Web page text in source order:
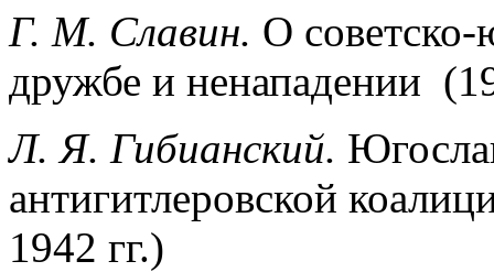
Г. М. Славин. О советско-
дружбе и ненападении
Л. Я. Гибианский.
антигитлеровской
1942 гг.)